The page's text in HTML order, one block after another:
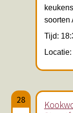
soorten
Tijd:
28